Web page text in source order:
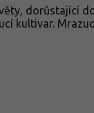
dorůstající
kultivar.